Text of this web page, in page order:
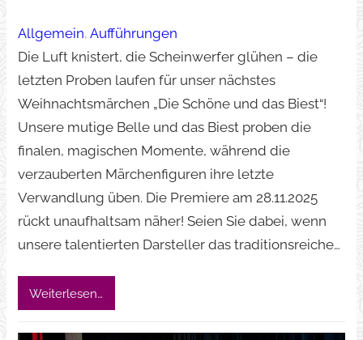
Allgemein, Aufführungen
Die Luft knistert, die Scheinwerfer glühen – die
letzten Proben laufen für unser nächstes
Weihnachtsmärchen „Die Schöne und das Biest“!
Unsere mutige Belle und das Biest proben die
finalen, magischen Momente, während die
verzauberten Märchenfiguren ihre letzte
Verwandlung üben. Die Premiere am 28.11.2025
rückt unaufhaltsam näher! Seien Sie dabei, wenn
unsere talentierten Darsteller das traditionsreiche…
Weiterlesen…